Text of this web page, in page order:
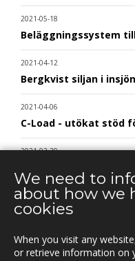
2021-05-18
Beläggningssystem
2021-04-12
Bergkvist siljan i
2021-04-06
C-Load - utökat stöd
2021-03-29
2021-03-15
Kunderna nöjda med
2021-03-08
Ny version av TRACS
We need to
about how we
cookies
When you visit any
or retrieve information on